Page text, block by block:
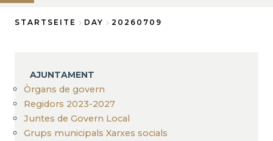
AJUNTAMENT
SERVEIS
MUNICIPALS
PERFIL
DEL
CONTRACTANT
STARTSEITE DAY 20260709
AJUNTAMENT
Òrgans de govern
Regidors 2023-2027
Juntes de Govern Local
Grups municipals Xarxes socials